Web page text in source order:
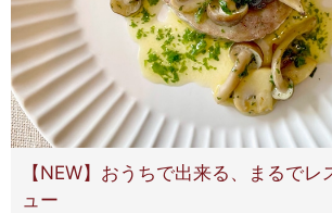
【NEW】おうちで出来る、まるでレ
ュー